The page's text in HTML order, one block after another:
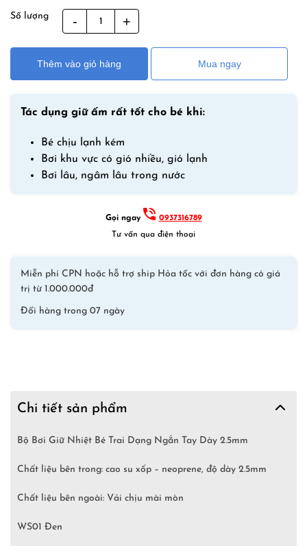
Số lượng
Bơi
Giữ
Nhiệt
Bé
Dạng
Tay
Dày
2.5mm
Đen
Thêm vào giỏ hàng Mua ngay
Tác dụng giữ ấm rất tốt cho bé khi:
Bé chịu lạnh kém
Bơi khu vực có gió nhiều, gió lạnh
Bơi lâu, ngâm lâu trong nước
Gọi ngay
0937316789
Tư vấn qua điện thoại
Miễn phí CPN hoặc hỗ trợ ship Hỏa tốc với đơn hàng có giá
trị từ 1.000.000đ
Đổi hàng trong 07 ngày
Chi tiết sản phẩm
Bộ Bơi Giữ Nhiệt Bé Trai Dạng Ngắn Tay Dày 2.5mm
Chất liệu bên trong: cao su xốp – neoprene, độ dày 2.5mm
Chất liệu bên ngoài: Vải chịu mài mòn
WS01 Đen